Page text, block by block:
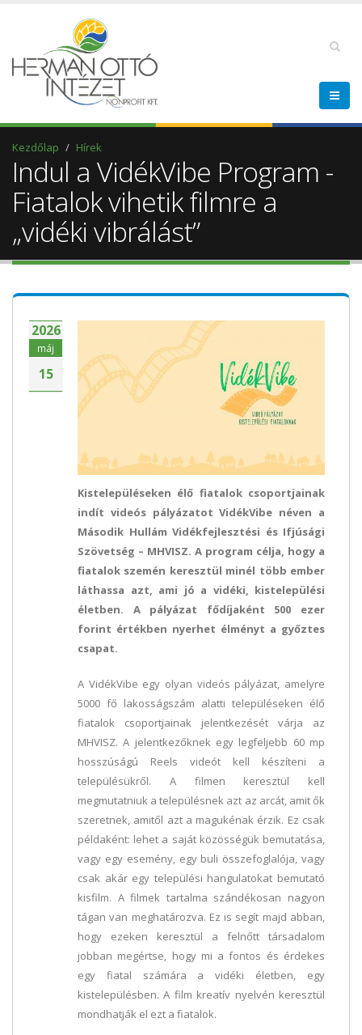
Kezdőlap Hírek
Indul a VidékVibe Program -
Fiatalok vihetik filmre a
„vidéki vibrálást”
2026
máj
15
Kistelepüléseken élő fiatalok csoportjainak
indít videós pályázatot VidékVibe néven a
Második Hullám Vidékfejlesztési és Ifjúsági
Szövetség – MHVISZ. A program célja, hogy a
fiatalok szemén keresztül minél több ember
láthassa azt, ami jó a vidéki, kistelepülési
életben. A pályázat fődíjaként 500 ezer
forint értékben nyerhet élményt a győztes
csapat.
A VidékVibe egy olyan videós pályázat, amelyre
5000 fő lakosságszám alatti településeken élő
fiatalok csoportjainak jelentkezését várja az
MHVISZ. A jelentkezőknek egy legfeljebb 60 mp
hosszúságú Reels videót kell készíteni a
településükről. A filmen keresztül kell
megmutatniuk a településnek azt az arcát, amit ők
szeretnek, amitől azt a magukénak érzik. Ez csak
példaként: lehet a saját közösségük bemutatása,
vagy egy esemény, egy buli összefoglalója, vagy
csak akár egy települési hangulatokat bemutató
kisfilm. A filmek tartalma szándékosan nagyon
tágan van meghatározva. Ez is segít majd abban,
hogy ezeken keresztül a felnőtt társadalom
jobban megértse, hogy mi a fontos és érdekes
egy fiatal számára a vidéki életben, egy
kistelepülésben. A film kreatív nyelvén keresztül
mondhatják el ezt a fiatalok.